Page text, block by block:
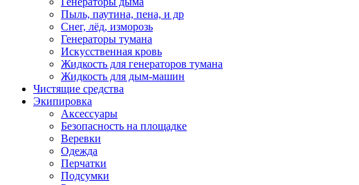
Пыль, паутина, пена, и др
Снег, лёд, изморозь
Генераторы тумана
Искусственная кровь
Жидкость для генераторов тумана
Жидкость для дым-машин
Чистящие средства
Экипировка
Аксессуары
Безопасность на площадке
Веревки
Одежда
Перчатки
Подсумки